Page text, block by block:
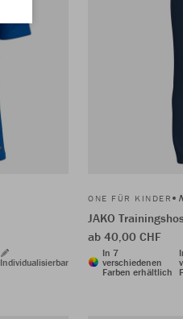
Individualisierbar
ONE FÜR KINDER
JAKO
ab 40,00 CHF
In 7
verschiedenen
Farben erhältlich